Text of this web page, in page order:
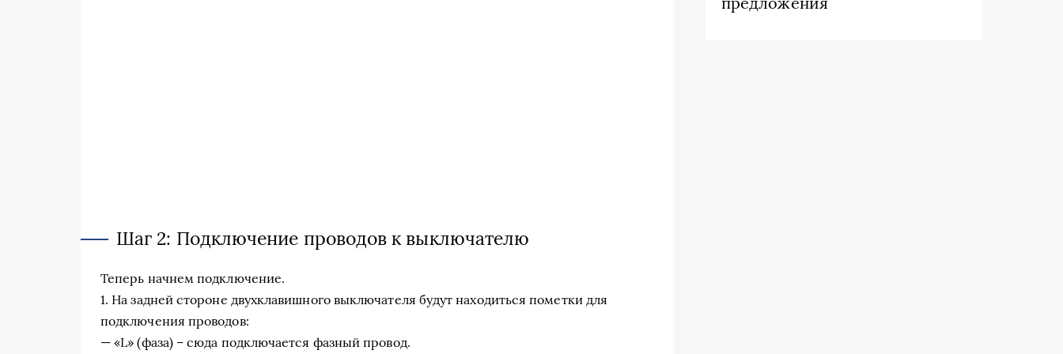
Шаг 2: Подключение проводов к выключателю
Теперь начнем подключение.
1. На задней стороне двухклавишного выключателя будут находиться пометки для
подключения проводов:
— «L» (фаза) – сюда подключается фазный провод.